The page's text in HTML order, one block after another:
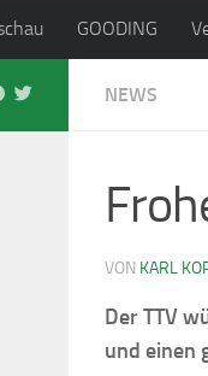
GOODING
NEWS
VON KARL
Der TTV
und einen